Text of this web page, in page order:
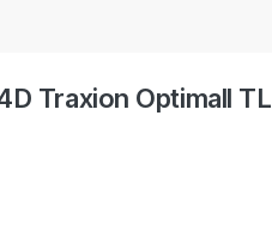
Traxion Optimall TL